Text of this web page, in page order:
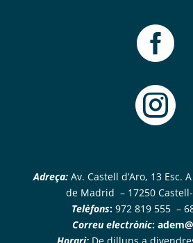


Adreça:Av. Castell d’Aro, 13 Esc.
de Madrid – 17250 Castell-
Telèfons:972 819 555 –
Correu electrònic: